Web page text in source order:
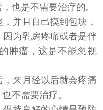
也是不需要治疗的。
并且自己摸到包块，
为乳房疼痛或者是伴
肿瘤，这是不能忽视
来月经以后就会疼痛
不需要治疗。